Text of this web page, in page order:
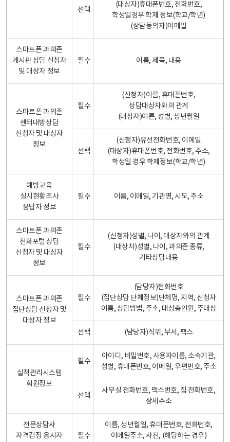
선택
(대상자)휴대폰번호, 전화번호,
학생일경우 학제 정보(학교/학년)
(상담동의자)이메일
스마트폰 과의존
게시판 상담 신청자
및 대상자 정보
필수 이름, 제목, 내용
스마트폰 과의존
센터내방상담
신청자 및 대상자
정보
필수
(신청자)이름, 휴대폰번호,
상담대상자와의 관계
(대상자)이른, 성별, 생년월일
선택
(신청자)유선전화번호, 이메일
(대상자)휴대폰번호, 전화번호, 주소,
학생일 경우 학제정보(학교/학년)
예방교육
실시현황조사
응답자 정보
필수 이름, 이메일, 기관명, 시도, 주소
스마트폰 과의존
전화포털 상담
신청자 및 대상자
정보
필수
(신청자)성별, 나이, 대상자와의 관계
(대상자)성별, 나이, 과의존 종류,
기타상담내용
스마트폰 과의존
집단상담 신청자 및
대상자 정보
필수
(담당자)전화번호
(집단상담 단체정보)단체명, 지역, 신청자
이름, 상담방법, 주소, 대상총인원, 주대상
선택 (담당자)직위, 부서, 팩스
실적관리시스템
회원정보
필수
아이디, 비밀번호, 사용자이름, 소속기관,
성별, 휴대폰번호, 이메일, 우편번호, 주소
선택
사무실 전화번호, 팩스번호, 집 전화번호,
상세주소
전문상담사
자격검정 응시자
필수
이름, 생년월일, 휴대폰번호, 전화번호,
이메일주소, 사진, (해당하는 경우)